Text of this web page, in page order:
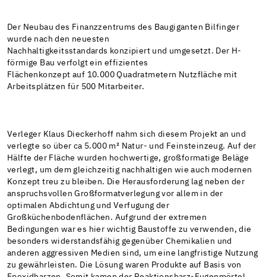
Der Neubau des Finanzzentrums des Baugiganten Bilfinger
wurde nach den neuesten
Nachhaltigkeitsstandards konzipiert und umgesetzt. Der H-
förmige Bau verfolgt ein effizientes
Flächenkonzept auf 10.000 Quadratmetern Nutzfläche mit
Arbeitsplätzen für 500 Mitarbeiter.
Verleger Klaus Dieckerhoff nahm sich diesem Projekt an und
verlegte so über ca 5.000 m² Natur- und Feinsteinzeug. Auf der
Hälfte der Fläche wurden hochwertige, großformatige Beläge
verlegt, um dem gleichzeitig nachhaltigen wie auch modernen
Konzept treu zu bleiben. Die Herausforderung lag neben der
anspruchsvollen Großformatverlegung vor allem in der
optimalen Abdichtung und Verfugung der
Großküchenbodenflächen. Aufgrund der extremen
Bedingungen war es hier wichtig Baustoffe zu verwenden, die
besonders widerstandsfähig gegenüber Chemikalien und
anderen aggressiven Medien sind, um eine langfristige Nutzung
zu gewährleisten. Die Lösung waren Produkte auf Basis von